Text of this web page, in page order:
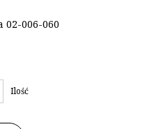
02-006-060
Ilość